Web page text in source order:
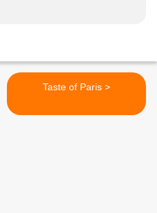
Taste of Paris >